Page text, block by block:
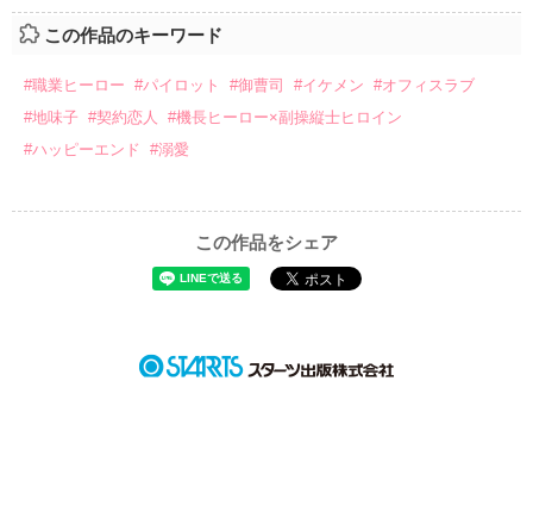
この作品のキーワード
#職業ヒーロー #パイロット #御曹司 #イケメン #オフィスラブ
#地味子 #契約恋人
#機長ヒーロー×副操縦士ヒロイン
#ハッピーエンド
#溺愛
この作品をシェア